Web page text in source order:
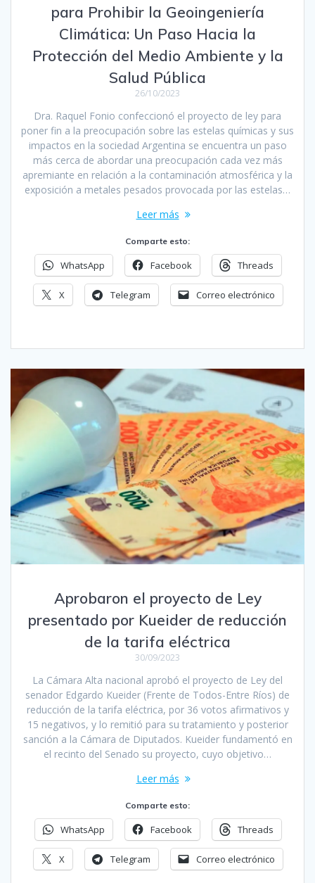
para Prohibir la Geoingeniería
Climática: Un Paso Hacia la
Protección del Medio Ambiente y la
Salud Pública
26/10/2023
Dra. Raquel Fonio confeccionó el proyecto de ley para
poner fin a la preocupación sobre las estelas químicas y sus
impactos en la sociedad Argentina se encuentra un paso
más cerca de abordar una preocupación cada vez más
apremiante en relación a la contaminación atmosférica y la
exposición a metales pesados provocada por las estelas…
Leer más
Comparte esto:
WhatsApp Facebook Threads
X Telegram Correo electrónico
Aprobaron el proyecto de Ley
presentado por Kueider de reducción
de la tarifa eléctrica
30/09/2023
La Cámara Alta nacional aprobó el proyecto de Ley del
senador Edgardo Kueider (Frente de Todos-Entre Ríos) de
reducción de la tarifa eléctrica, por 36 votos afirmativos y
15 negativos, y lo remitió para su tratamiento y posterior
sanción a la Cámara de Diputados. Kueider fundamentó en
el recinto del Senado su proyecto, cuyo objetivo…
Leer más
Comparte esto:
WhatsApp Facebook Threads
X Telegram Correo electrónico